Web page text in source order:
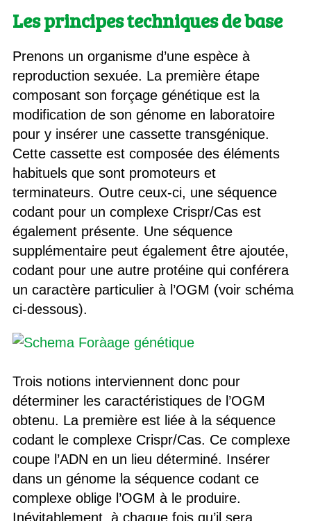
Les principes techniques de base
Prenons un organisme d’une espèce à
reproduction sexuée. La première étape
composant son forçage génétique est la
modification de son génome en laboratoire
pour y insérer une cassette transgénique.
Cette cassette est composée des éléments
habituels que sont promoteurs et
terminateurs. Outre ceux-ci, une séquence
codant pour un complexe Crispr/Cas est
également présente. Une séquence
supplémentaire peut également être ajoutée,
codant pour une autre protéine qui conférera
un caractère particulier à l’OGM (voir schéma
ci-dessous).
Trois notions interviennent donc pour
déterminer les caractéristiques de l’OGM
obtenu. La première est liée à la séquence
codant le complexe Crispr/Cas. Ce complexe
coupe l’ADN en un lieu déterminé. Insérer
dans un génome la séquence codant ce
complexe oblige l’OGM à le produire.
Inévitablement, à chaque fois qu’il sera